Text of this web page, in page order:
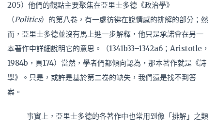
205）他們的觀點主要聚焦在亞里士多德《政治學》
（Politics）的第八卷，有一處彷彿在說情感的排解的部分；然
而，亞里士多德並沒有馬上進一步解釋，他只是承諾會在另一
本著作中詳細說明它的意思。（1341b33–1342a6；Aristotle，
1984b，頁174）當然，學者們都傾向認為，那本著作就是《詩
學》。只是，或許是基於第二卷的缺失，我們還是找不到答
案。
事實上，亞里士多德的各著作中也常用到像「排解」之類